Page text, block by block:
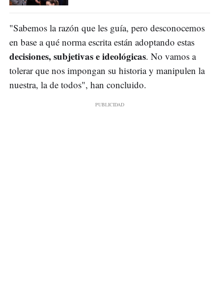
"Sabemos la razón que les guía, pero desconocemos
en base a qué norma escrita están adoptando estas
decisiones, subjetivas e ideológicas. No vamos a
tolerar que nos impongan su historia y manipulen la
nuestra, la de todos", han concluido.